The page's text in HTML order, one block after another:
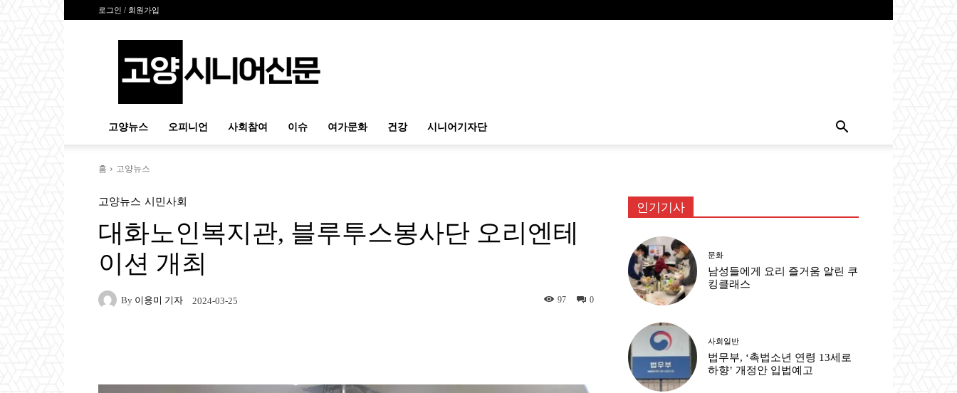
로그인 / 회원가입
시
고양뉴스 오피니언 사회참여 이슈 여가문화 건강 시니어기자단
홈 고양뉴스
고양뉴스 시민사회
대화노인복지관, 블루투스봉사단 오리엔테
이션 개최
By 이용미 기자 2024-03-25 0
97
인기기사
문화
남성들에게 요리 즐거움 알린 쿠
킹클래스
사회일반
법무부, ‘촉법소년 연령 13세로
하향’ 개정안 입법예고